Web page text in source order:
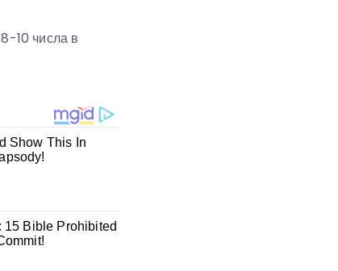
10 числа в